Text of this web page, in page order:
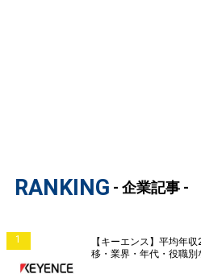
RANKING - 企業記事 -
1
【キーエンス】平均年
移・業界・年代・役職別